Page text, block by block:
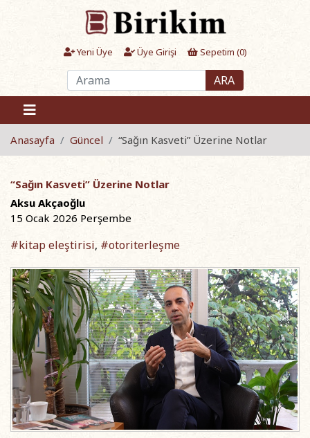
Yeni Üye Üye Girişi Sepetim (0)
ARA
Anasayfa Güncel “Sağın Kasveti” Üzerine Notlar
“Sağın Kasveti” Üzerine Notlar
Aksu Akçaoğlu
15 Ocak 2026 Perşembe
#kitap eleştirisi, #otoriterleşme